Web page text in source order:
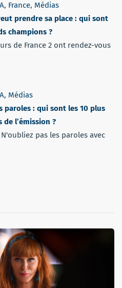
, France, Médias
prendre sa place : qui sont
champions ?
de France 2 ont rendez-vous
, Médias
paroles : qui sont les 10 plus
de l’émission ?
pas les paroles avec